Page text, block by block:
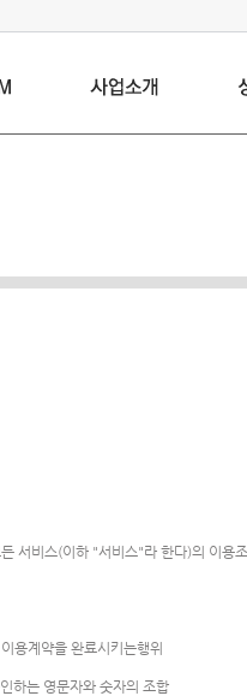
비스(이하 "서비스"라 한다)의 이용
용계약을 완료시키는행위
하는 영문자와 숫자의 조합